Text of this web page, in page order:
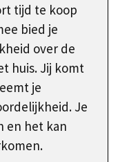
tijd te koop
bied je
over de
huis. Jij komt
je
Je
en het kan